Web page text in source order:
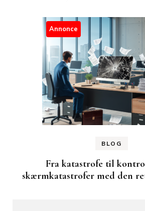
Annonce
BLOG
Fra katastrofe til
skærmkatastrofer med den